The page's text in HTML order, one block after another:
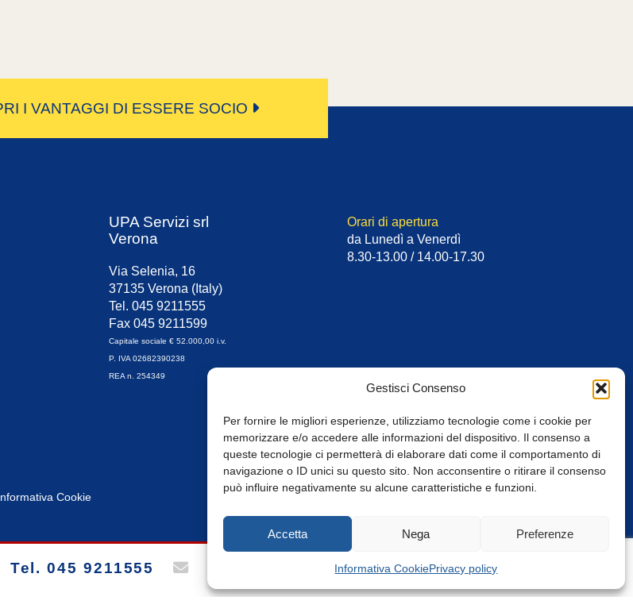
Gestisci Consenso
Per fornire le migliori esperienze, utilizziamo tecnologie come i cookie per
memorizzare e/o accedere alle informazioni del dispositivo. Il consenso a
queste tecnologie ci permetterà di elaborare dati come il comportamento di
navigazione o ID unici su questo sito. Non acconsentire o ritirare il consenso
può influire negativamente su alcune caratteristiche e funzioni.
Accetta Nega Preferenze
Informativa CookiePrivacy policy
I VANTAGGI DI ESSERE SOCIO
UPA Servizi srl
Verona
Via Selenia, 16
37135 Verona (Italy)
Tel. 045 9211555
Fax 045 9211599
Capitale sociale € 52.000,00 i.v.
P. IVA 02682390238
REA n. 254349
Orari di apertura
da Lunedì a Venerdì
8.30-13.00 / 14.00-17.30
Cookie
Tel. 045 9211555